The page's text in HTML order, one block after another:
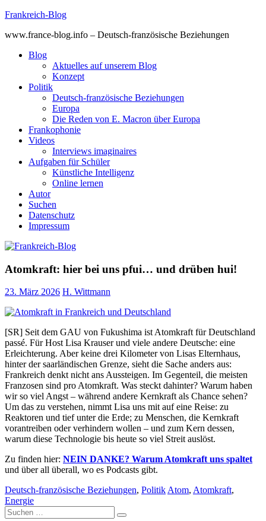
Skip
content
Frankreich-Blog
www.france-blog.info – Deutsch-französische Beziehungen
Blog
Aktuelles auf unserem Blog
Konzept
Politik
Deutsch-französische Beziehungen
Europa
Die Reden von E. Macron über Europa
Frankophonie
Videos
Interviews imaginaires
Aufgaben für Schüler
Künstliche Intelligenz
Online lernen
Autor
Suchen
Datenschutz
Impressum
Atomkraft: hier bei uns pfui… und drüben hui!
23. März 2026 H. Wittmann
[SR] Seit dem GAU von Fukushima ist Atomkraft für Deutschland
passé. Für Host Lisa Krauser und viele andere Deutsche: eine
Erleichterung. Aber keine drei Kilometer von Lisas Elternhaus,
hinter der saarländischen Grenze, sieht die Sache anders aus:
Frankreich denkt nicht ans Aussteigen. Im Gegenteil, die meisten
Franzosen sind pro Atomkraft. Was steckt dahinter? Warum haben
wir so viel Angst – während andere Kernkraft als Chance sehen?
Um das zu verstehen, nimmt Lisa uns mit auf eine Reise: zu
Reaktoren und tief unter die Erde; zu Menschen, die Kernkraft
vorantreiben oder verhindern wollen – und zum Kern dessen,
warum diese Technologie bis heute so viel Streit auslöst.
Zu finden hier: NEIN DANKE? Warum Atomkraft uns spaltet
und über all überall, wo es Podcasts gibt.
Deutsch-französische Beziehungen, PolitikAtom, Atomkraft,
Energie
Suche